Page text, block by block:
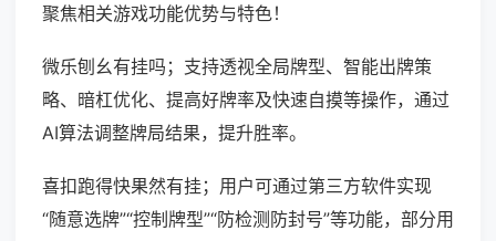
聚焦相关游戏功能优势与特色！
微乐刨幺有挂吗；支持透视全局牌型、智能出牌策
略、暗杠优化、提高好牌率及快速自摸等操作，通过
AI算法调整牌局结果，提升胜率。
喜扣跑得快果然有挂；用户可通过第三方软件实现
“随意选牌”“控制牌型”“防检测防封号”等功能，部分用